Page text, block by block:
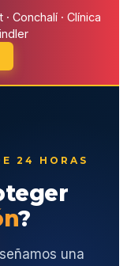
Conchalí · Clínica
24 HORAS
?
una